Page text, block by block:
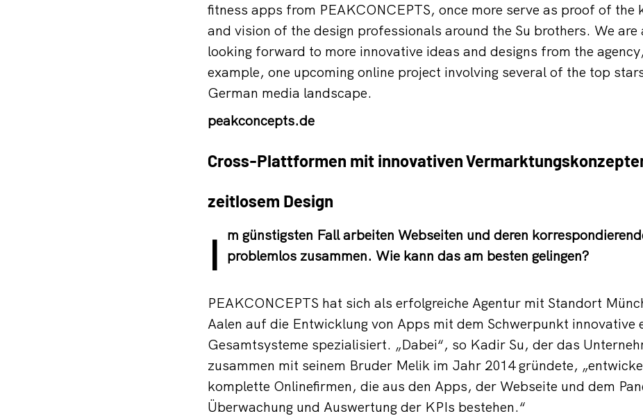
fitness apps from PEAKCONCEPTS, once more serve as proof of the
and vision of the design professionals around the Su brothers. We are
looking forward to more innovative ideas and designs from the
example, one upcoming online project involving several of the top
German media landscape.
peakconcepts.de
Cross-Plattformen mit innovativen
zeitlosem Design
I m günstigsten Fall arbeiten Webseiten und deren
problemlos zusammen. Wie kann das am besten gelingen?
PEAKCONCEPTS hat sich als erfolgreiche Agentur mit Standort
Aalen auf die Entwicklung von Apps mit dem Schwerpunkt innovative
Gesamtsysteme spezialisiert. „Dabei“, so Kadir Su, der das
zusammen mit seinem Bruder Melik im Jahr 2014 gründete,
komplette Onlinefirmen, die aus den Apps, der Webseite und dem
Überwachung und Auswertung der KPIs bestehen.“